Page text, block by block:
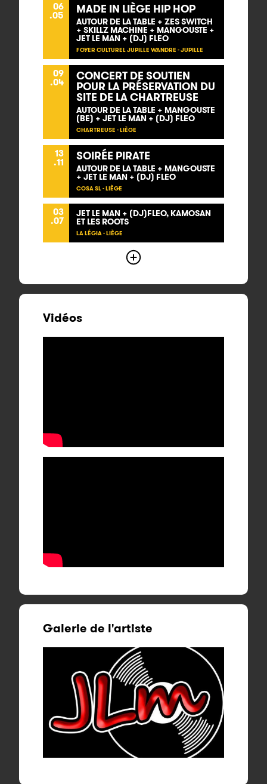
06
.05 MADE IN LIÈGE HIP HOP
AUTOUR DE LA TABLE + ZES SWITCH
+ SKILLZ MACHINE + MANGOUSTE +
JET LE MAN + (DJ) FLEO
FOYER CULTUREL JUPILLE WANDRE - JUPILLE
09
.04 CONCERT DE SOUTIEN
POUR LA PRÉSERVATION DU
SITE DE LA CHARTREUSE
AUTOUR DE LA TABLE + MANGOUSTE
(BE) + JET LE MAN + (DJ) FLEO
CHARTREUSE - LIÈGE
13
.11 SOIRÉE PIRATE
AUTOUR DE LA TABLE + MANGOUSTE
+ JET LE MAN + (DJ) FLEO
COSA SL - LIÈGE
03
.07
JET LE MAN + (DJ)FLEO, KAMOSAN
ET LES ROOTS
LA LÉGIA - LIÈGE
Vidéos
Galerie de l'artiste